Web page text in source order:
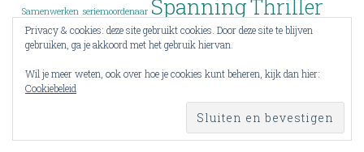
Samenwerken seriemoordenaar SpanningThriller
Tieners Top 3 Top drie Verdwijning Verleden Verlies
Voorlezen Vriendschap Wraak Wrap-up YA
Young Adult
Privacy & cookies: deze site gebruikt cookies. Door deze site te blijven
gebruiken, ga je akkoord met het gebruik hiervan.
Wil je meer weten, ook over hoe je cookies kunt beheren, kijk dan hier:
Cookiebeleid